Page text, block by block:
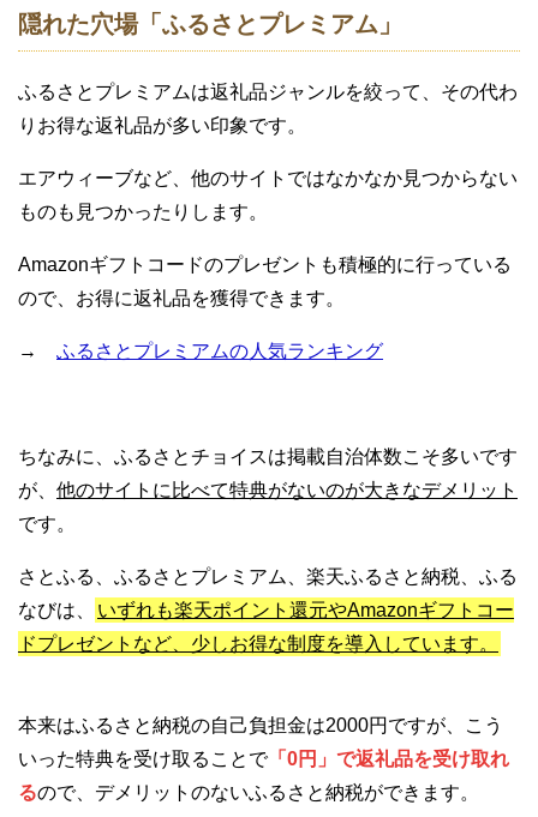
隠れた穴場「ふるさとプレミアム」
ふるさとプレミアムは返礼品ジャンルを絞って、その代わ
りお得な返礼品が多い印象です。
エアウィーブなど、他のサイトではなかなか見つからない
ものも見つかったりします。
Amazonギフトコードのプレゼントも積極的に行っている
ので、お得に返礼品を獲得できます。
→ ふるさとプレミアムの人気ランキング
ちなみに、ふるさとチョイスは掲載自治体数こそ多いです
が、 他のサイトに比べて特典がないのが大きなデメリット
です。
さとふる、ふるさとプレミアム、楽天ふるさと納税、ふる
なびは、
いずれも楽天ポイント還元やAmazonギフトコー
ドプレゼントなど、少しお得な制度を導入しています。
本来はふるさと納税の自己負担金は2000円ですが、こう
いった特典を受け取ることで「0円」で返礼品を受け取れ
るので、デメリットのないふるさと納税ができます。